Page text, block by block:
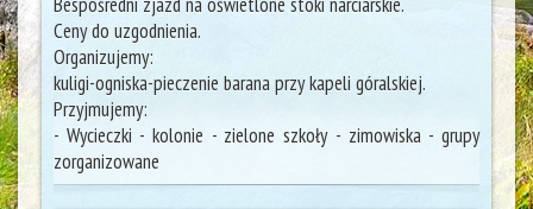
Ceny do uzgodnienia.
Organizujemy:
kuligi-ogniska-pieczenie barana przy kapeli góralskiej.
Przyjmujemy:
- Wycieczki - kolonie - zielone szkoły - zimowiska - grupy
zorganizowane